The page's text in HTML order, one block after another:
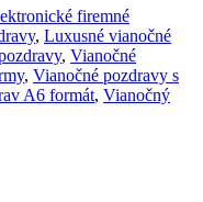
firemné
, Luxusné vianočné
, Vianočné
, Vianočné pozdravy s
A6 formát, Vianočný